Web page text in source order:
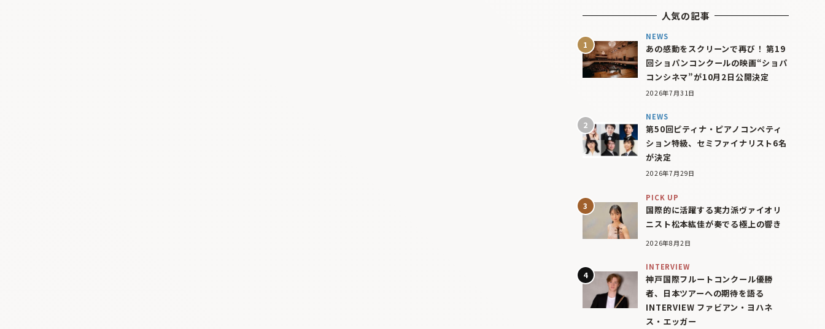
人気の記事
NEWS
あの感動をスクリーンで再び！ 第19
回ショパンコンクールの映画“ショパ
コンシネマ”が10月2日公開決定
2026年7月31日
NEWS
第50回ピティナ・ピアノコンペティ
ション特級、セミファイナリスト6名
が決定
2026年7月29日
PICK UP
国際的に活躍する実力派ヴァイオリ
ニスト松本紘佳が奏でる極上の響き
2026年8月2日
INTERVIEW
神戸国際フルートコンクール優勝
者、日本ツアーへの期待を語る
INTERVIEW ファビアン・ヨハネ
ス・エッガー